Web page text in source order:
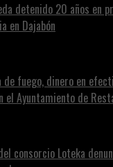
detenido 20 años en
en Dajabón
de fuego, dinero en
el Ayuntamiento de
consorcio Loteka